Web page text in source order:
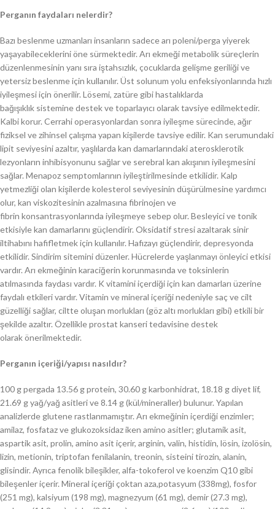
Perganın faydaları nelerdir?
Bazı beslenme uzmanları insanların sadece arı poleni/perga yiyerek
yaşayabileceklerini öne sürmektedir. Arı ekmeği metabolik süreçlerin
düzenlenmesinin yanı sıra iştahsızlık, çocuklarda gelişme geriliği ve
yetersiz beslenme için kullanılır. Üst solunum yolu enfeksiyonlarında hızlı
iyileşmesi için önerilir. Lösemi, zatüre gibi hastalıklarda
bağışıklık sistemine destek ve toparlayıcı olarak tavsiye edilmektedir.
Kalbi korur. Cerrahi operasyonlardan sonra iyileşme sürecinde, ağır
fiziksel ve zihinsel çalışma yapan kişilerde tavsiye edilir. Kan serumundaki
lipit seviyesini azaltır, yaşlılarda kan damarlarındaki aterosklerotik
lezyonların inhibisyonunu sağlar ve serebral kan akışının iyileşmesini
sağlar. Menapoz semptomlarının iyileştirilmesinde etkilidir. Kalp
yetmezliği olan kişilerde kolesterol seviyesinin düşürülmesine yardımcı
olur, kan viskozitesinin azalmasına fibrinojen ve
fibrin konsantrasyonlarında iyileşmeye sebep olur. Besleyici ve tonik
etkisiyle kan damarlarını güçlendirir. Oksidatif stresi azaltarak sinir
iltihabını hafifletmek için kullanılır. Hafızayı güçlendirir, depresyonda
etkilidir. Sindirim sitemini düzenler. Hücrelerde yaşlanmayı önleyici etkisi
vardır. Arı ekmeğinin karaciğerin korunmasında ve toksinlerin
atılmasında faydası vardır. K vitamini içerdiği için kan damarları üzerine
faydalı etkileri vardır. Vitamin ve mineral içeriği nedeniyle saç ve cilt
güzelliği sağlar, ciltte oluşan morlukları (göz altı morlukları gibi) etkili bir
şekilde azaltır. Özellikle prostat kanseri tedavisine destek
olarak önerilmektedir.
Perganın içeriği/yapısı nasıldır?
100 g pergada 13.56 g protein, 30.60 g karbonhidrat, 18.18 g diyet lif,
21.69 g yağ/yağ asitleri ve 8.14 g (kül/mineraller) bulunur. Yapılan
analizlerde glutene rastlanmamıştır. Arı ekmeğinin içerdiği enzimler;
amilaz, fosfataz ve glukozoksidaz iken amino asitler; glutamik asit,
aspartik asit, prolin, amino asit içerir, arginin, valin, histidin, lösin, izolösin,
lizin, metionin, triptofan fenilalanin, treonin, sisteini tirozin, alanin,
glisindir. Ayrıca fenolik bileşikler, alfa-tokoferol ve koenzim Q10 gibi
bileşenler içerir. Mineral içeriği çoktan aza,potasyum (338mg), fosfor
(251 mg), kalsiyum (198 mg), magnezyum (61 mg), demir (27.3 mg),